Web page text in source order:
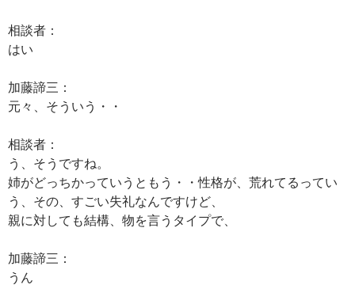
相談者：
はい
加藤諦三：
元々、そういう・・
相談者：
う、そうですね。
姉がどっちかっていうともう・・性格が、荒れてるってい
う、その、すごい失礼なんですけど、
親に対しても結構、物を言うタイプで、
加藤諦三：
うん